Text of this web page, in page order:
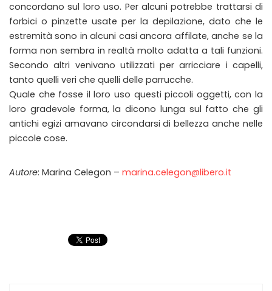
concordano sul loro uso. Per alcuni potrebbe trattarsi di
forbici o pinzette usate per la depilazione, dato che le
estremità sono in alcuni casi ancora affilate, anche se la
forma non sembra in realtà molto adatta a tali funzioni.
Secondo altri venivano utilizzati per arricciare i capelli,
tanto quelli veri che quelli delle parrucche.
Quale che fosse il loro uso questi piccoli oggetti, con la
loro gradevole forma, la dicono lunga sul fatto che gli
antichi egizi amavano circondarsi di bellezza anche nelle
piccole cose.
Autore: Marina Celegon – marina.celegon@libero.it